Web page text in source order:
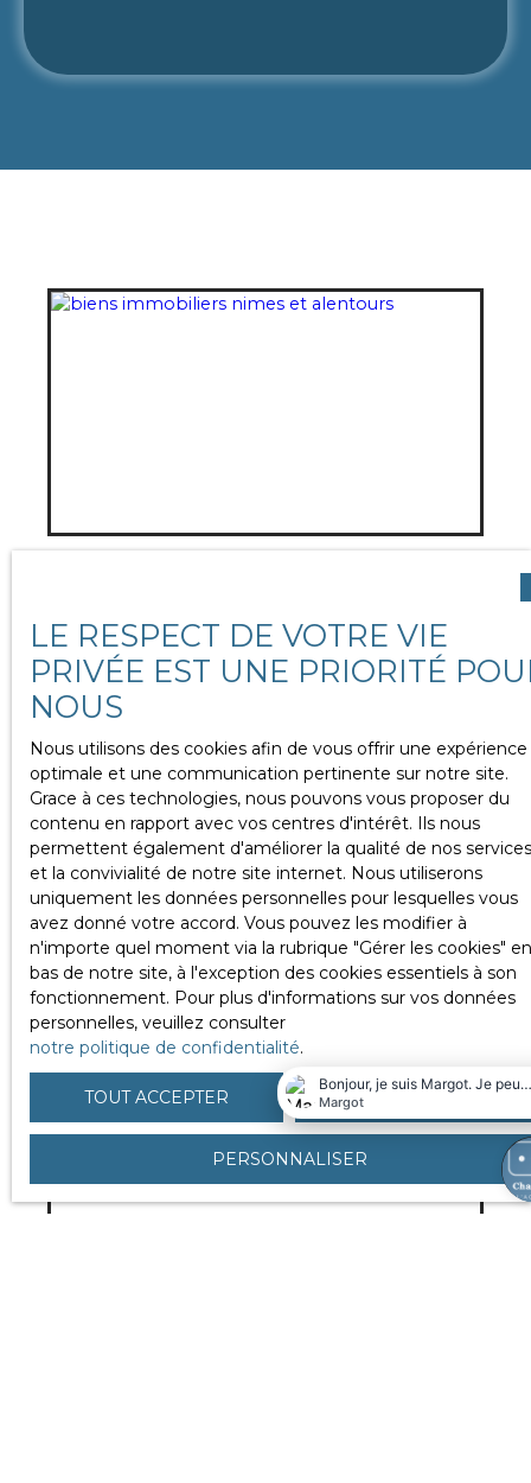
Un projet immobilier ?
LE RESPECT DE VOTRE VIE
PRIVÉE EST UNE PRIORITÉ
NOUS
Nous utilisons des cookies afin de vous offrir une expérience
optimale et une communication pertinente sur notre site.
Grace à ces technologies, nous pouvons vous proposer du
contenu en rapport avec vos centres d'intérêt. Ils nous
permettent également d'améliorer la qualité de nos services
et la convivialité de notre site internet. Nous utiliserons
uniquement les données personnelles pour lesquelles vous
avez donné votre accord. Vous pouvez les modifier à
n'importe quel moment via la rubrique ″Gérer les cookies″ en
bas de notre site, à l'exception des cookies essentiels à son
fonctionnement. Pour plus d'informations sur vos données
personnelles, veuillez consulter
notre politique de confidentialité.
TOUT ACCEPTER TOUT REFUSER
PERSONNALISER